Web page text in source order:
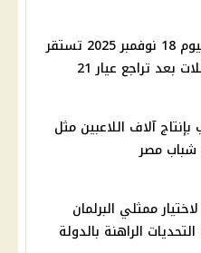
أسعار الذهب اليوم 18 نوفمبر 2025 تستقر
بعد تراجع عيار 21
آلاف اللاعبين مثل
مصر
ممثلي البرلمان
الراهنة بالدولة